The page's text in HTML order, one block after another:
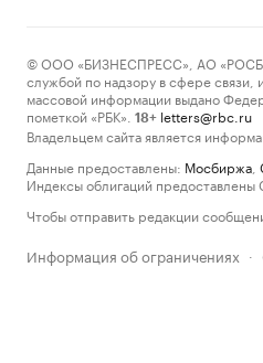
© ООО «БИЗНЕСПРЕСС», АО
службой по надзору в сфере связи,
массовой информации выдано
пометкой «РБК».
18+ letters@rbc.ru
Владельцем сайта является
Данные предоставлены: Мосбиржа
Индексы облигаций предоставлены
Чтобы отправить редакции
Информация об ограничениях ·